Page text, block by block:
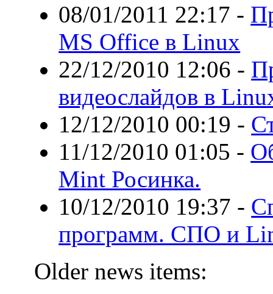
08/01/2011 22:17 -
MS Office в Linux
22/12/2010 12:06 -
видеослайдов в
12/12/2010 00:19 -
11/12/2010 01:05 -
Mint Росинка.
10/12/2010 19:37 -
программ. СПО и
Older news items: